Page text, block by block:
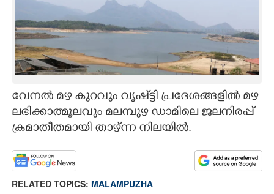
SPIRITUAL
INFO+
ART
ASTRO
LITERATURE
വേനൽ മഴ കുറവും വൃഷ്‌ട്ടി പ്രദേശങ്ങളിൽ മഴ
ലഭിക്കാത്മൂലവും മലമ്പുഴ ഡാമിലെ ജലനിരപ്പ്
ക്രമാതീതമായി താഴ്ന്ന നിലയിൽ.
RELATED TOPICS: MALAMPUZHA